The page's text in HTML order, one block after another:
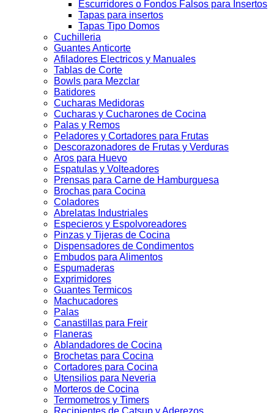
Escurridores o Fondos Falsos para Insertos
Tapas para insertos
Tapas Tipo Domos
Cuchilleria
Guantes Anticorte
Afiladores Electricos y Manuales
Tablas de Corte
Bowls para Mezclar
Batidores
Cucharas Medidoras
Cucharas y Cucharones de Cocina
Palas y Remos
Peladores y Cortadores para Frutas
Descorazonadores de Frutas y Verduras
Aros para Huevo
Espatulas y Volteadores
Prensas para Carne de Hamburguesa
Brochas para Cocina
Coladores
Abrelatas Industriales
Especieros y Espolvoreadores
Pinzas y Tijeras de Cocina
Dispensadores de Condimentos
Embudos para Alimentos
Espumaderas
Exprimidores
Guantes Termicos
Machucadores
Palas
Canastillas para Freir
Flaneras
Ablandadores de Cocina
Brochetas para Cocina
Cortadores para Cocina
Utensilios para Neveria
Morteros de Cocina
Termometros y Timers
Recipientes de Catsup y Aderezos